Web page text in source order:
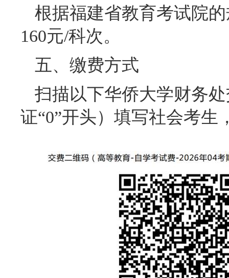
根据福建省教育考试院
160元/科次。
五、缴费方式
扫描以下华侨大学财务
证“0”开头）填写社会考生